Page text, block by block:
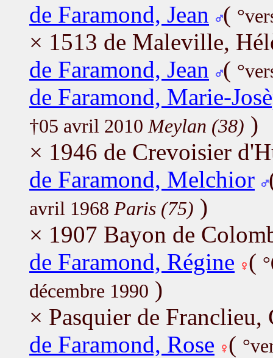
de Faramond, Jean (
× 1513 de Maleville,
de Faramond, Jean
(
de Faramond, Marie-
†05 avril 2010 Meylan (38) )
× 1946 de Crevoisier
de Faramond, Melchior
avril 1968 Paris (75) )
× 1907 Bayon de
de Faramond, Régine (
décembre 1990 )
× Pasquier de Franclieu,
de Faramond, Rose (